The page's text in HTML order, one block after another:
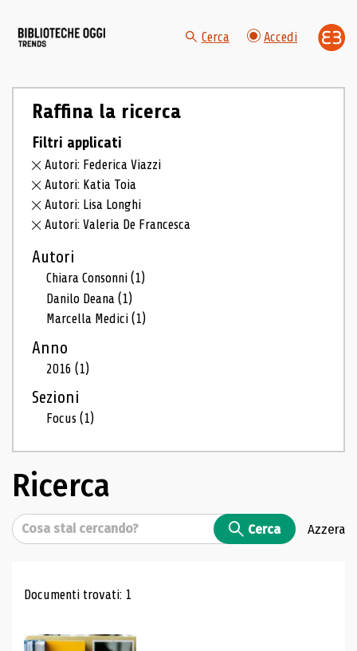
Cerca Accedi
Raffina la ricerca
Filtri applicati
Autori: Federica Viazzi
Autori: Katia Toia
Autori: Lisa Longhi
Autori: Valeria De Francesca
Autori
Chiara Consonni(1)
Danilo Deana(1)
Marcella Medici(1)
Anno
2016(1)
Sezioni
Focus(1)
Ricerca
Cerca Cerca Azzera
Risultati di ricerca
Documenti trovati: 1